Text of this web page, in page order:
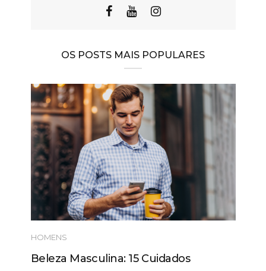
OS POSTS MAIS POPULARES
HOMENS
Beleza Masculina: 15 Cuidados